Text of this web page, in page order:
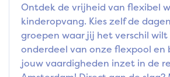
Ontdek de vrijheid van flexibel
kinderopvang. Kies zelf de
groepen waar jij het verschil wilt
onderdeel van onze flexpool en
jouw vaardigheden inzet in de